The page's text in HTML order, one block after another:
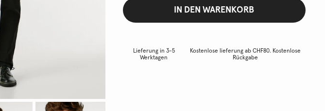
IN DEN WARENKORB
Lieferung in 3-5
Werktagen
Kostenlose lieferung ab CHF80. Kostenlose
Rückgabe